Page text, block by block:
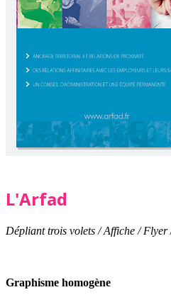
L'Arfad
Dépliant trois volets / Affiche /
Graphisme homogène